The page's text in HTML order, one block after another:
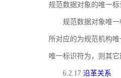
规范数据对象的唯一
规范数据对象唯一
所对应的为规范机构
唯一标识符为，则其
6.2.17 沿革关系